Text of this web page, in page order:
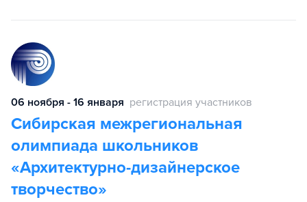
06 ноября - 16 января регистрация участников
Сибирская межрегиональная
олимпиада школьников
«Архитектурно-дизайнерское
творчество»